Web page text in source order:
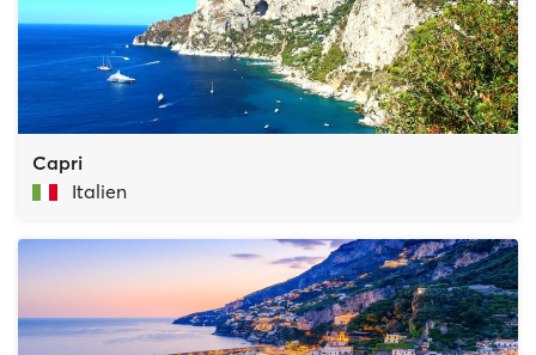
Capri
Italien